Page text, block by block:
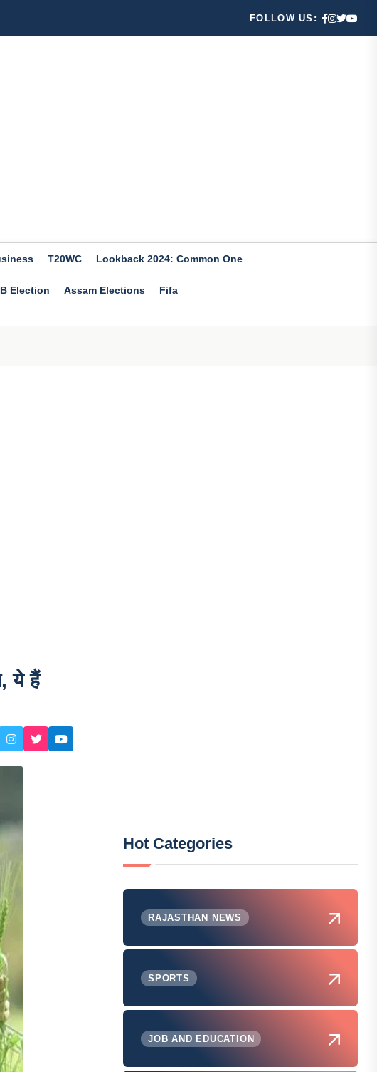
FOLLOW US:
T20WC Lookback 2024: Common One
Election Assam Elections Fifa
ये हैं
Hot Categories
RAJASTHAN NEWS
SPORTS
JOB AND EDUCATION